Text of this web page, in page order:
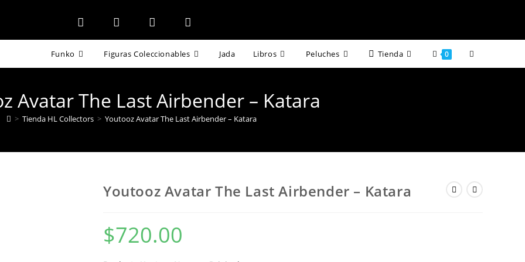
Funko Figuras Coleccionables Jada Libros Peluches Tienda 0 Alternar
Avatar The Last Airbender – Katara
> Tienda HL Collectors > Youtooz Avatar The Last Airbender – Katara
Youtooz Avatar The Last Airbender – Katara
$720.00